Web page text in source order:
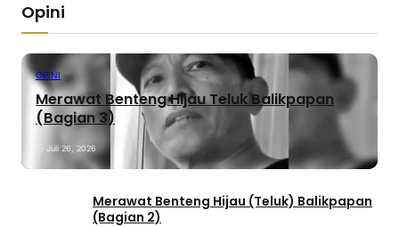
Opini
OPINI
Merawat Benteng Hijau Teluk Balikpapan
(Bagian 3)
Juli 26, 2026
Merawat Benteng Hijau (Teluk) Balikpapan
(Bagian 2)